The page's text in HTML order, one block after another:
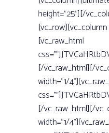
height=”25”][/
[vc_row][vc_column
[vc_raw_html
[/vc_raw_html][/
width=”1/
[/vc_raw_html][/
width=”1/